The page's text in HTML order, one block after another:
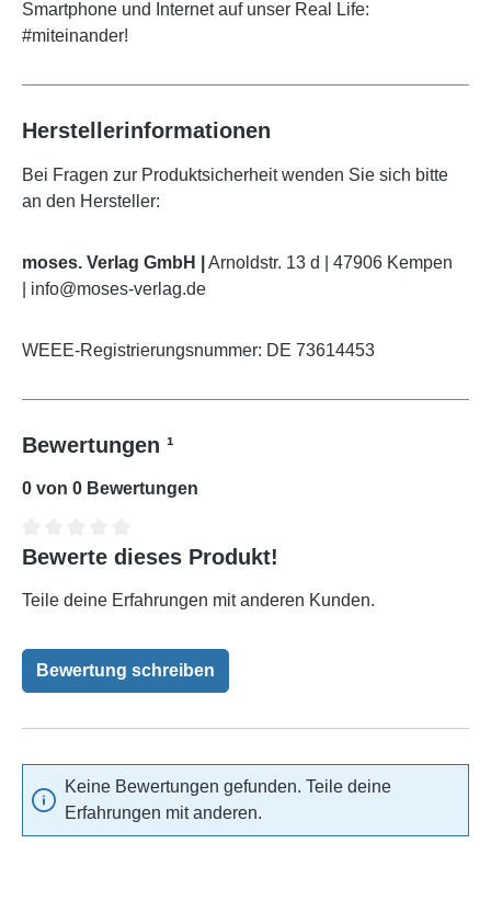
Smartphone und Internet auf unser Real Life:
#miteinander!
Herstellerinformationen
Bei Fragen zur Produktsicherheit wenden Sie sich bitte
an den Hersteller:
moses. Verlag GmbH |
Arnoldstr. 13 d | 47906 Kempen
| info@moses-verlag.de
WEEE-Registrierungsnummer: DE 73614453
Bewertungen ¹
0 von 0 Bewertungen
Durchschnittliche Bewertung von 0 von 5 Sternen
Bewerte dieses Produkt!
Teile deine Erfahrungen mit anderen Kunden.
Bewertung schreiben
Keine Bewertungen gefunden. Teile deine
Erfahrungen mit anderen.